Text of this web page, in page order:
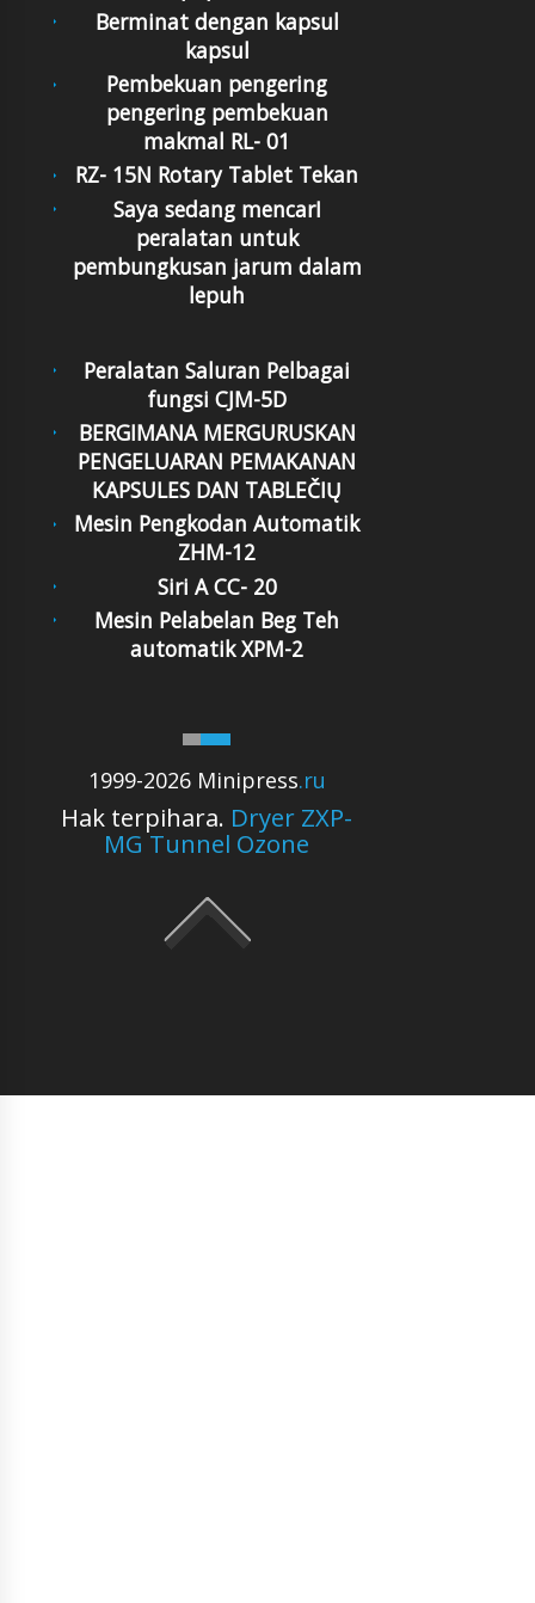
Berminat dengan kapsul
kapsul
Pembekuan pengering
pengering pembekuan
makmal RL- 01
RZ- 15N Rotary Tablet Tekan
Saya sedang mencarI
peralatan untuk
pembungkusan jarum dalam
lepuh
1999-2026 Minipress.ru
Hak terpihara. Dryer ZXP-
MG Tunnel Ozone
Peralatan Saluran Pelbagai
fungsi CJM-5D
BERGIMANA MERGURUSKAN
PENGELUARAN PEMAKANAN
KAPSULES DAN TABLEČIŲ
Mesin Pengkodan Automatik
ZHM-12
Siri A CC- 20
Mesin Pelabelan Beg Teh
automatik XPM-2